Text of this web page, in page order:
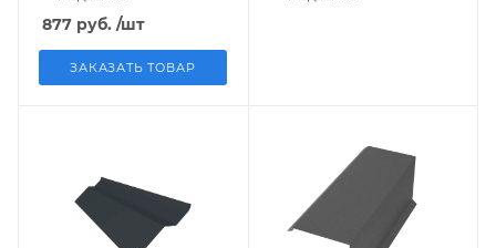
RAL9005 PE 0,5мм
Zn180
877 руб. /шт
ЗАКАЗАТЬ ТОВАР